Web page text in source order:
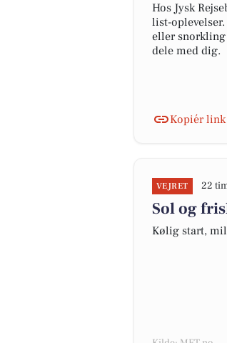
Hos Jysk
list-
eller snorkling
dele med dig.
Kopiér link
VEJRET 22
Sol og
Kølig start,